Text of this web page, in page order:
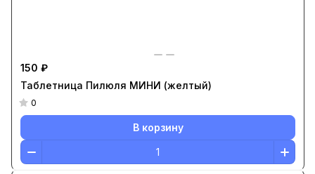
150 ₽
Таблетница Пилюля МИНИ (желтый)
0
В корзину